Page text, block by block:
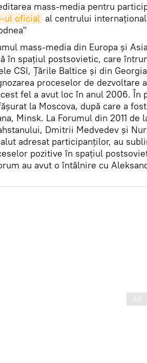
mass-media pentru
ul oficial al centrului
mass-media din Europa și
în spațiul postsovietic, care
CSI, Țările Baltice și din
proceselor de
fel a avut loc în anul 2006. În
la Moscova, după care a
Minsk. La Forumul din 2011 de
Dmitrii Medvedev și
adresat participanților, au
pozitive în spațiul
au avut o întâlnire cu